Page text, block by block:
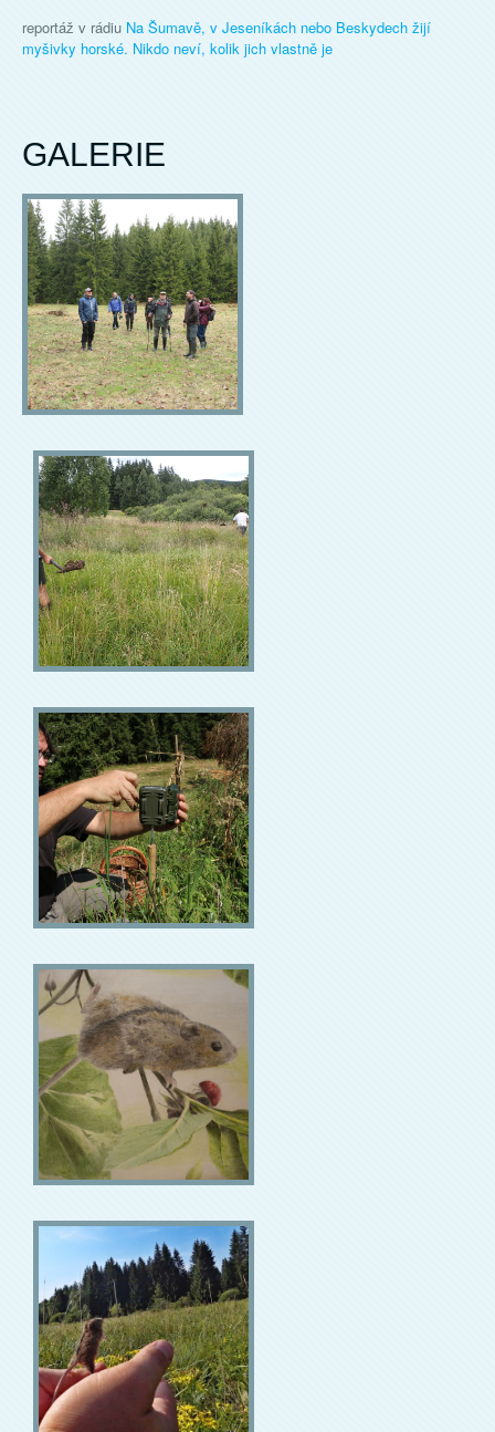
reportáž v rádiu Na Šumavě, v Jeseníkách nebo Beskydech žijí
myšivky horské. Nikdo neví, kolik jich vlastně je
GALERIE